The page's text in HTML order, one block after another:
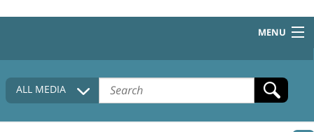
MENU
HOME
COLLECTIONS DESCRIPTION
ALL MEDIA